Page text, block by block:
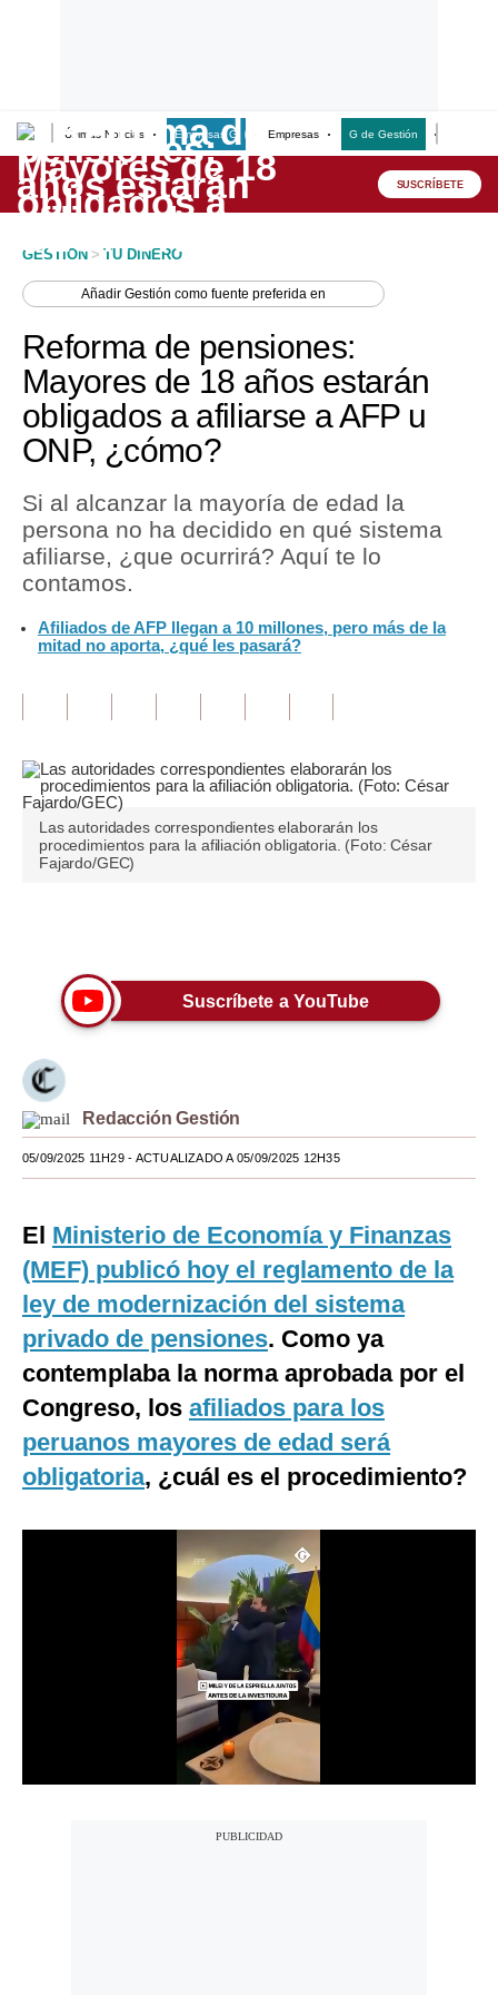
Últimas Noticias Empresas G Empresas G de Gestión
Lo último
Peru Quiosco
Economía
Mercados
Perú
Política
Tu Dinero
Finanzas Personales
Inmobiliarias
Opinión
Editorial
Pregunta de hoy
Blogs
Viajes
Moda
Estilos
Mundo
EEUU
España
Internacional
Tecnología
Club del Suscriptor
G de Gestión
SUSCRÍBETE
GESTION > TU DINERO
AñadirGestión como fuente preferida en
Reforma de pensiones:
Mayores de 18 años estarán
obligados a afiliarse a AFP u
ONP, ¿cómo?
Si al alcanzar la mayoría de edad la
persona no ha decidido en qué sistema
afiliarse, ¿que ocurrirá? Aquí te lo
contamos.
Afiliados de AFP llegan a 10 millones, pero más de la
mitad no aporta, ¿qué les pasará?
Las autoridades correspondientes elaborarán los
procedimientos para la afiliación obligatoria. (Foto: César
Fajardo/GEC)
Suscríbete a YouTube
Redacción Gestión
05/09/2025 11H29- ACTUALIZADO A 05/09/2025 12H35
El Ministerio de Economía y Finanzas
(MEF) publicó hoy el reglamento de la
ley de modernización del sistema
privado de pensiones. Como ya
contemplaba la norma aprobada por el
Congreso, los afiliados para los
peruanos mayores de edad será
obligatoria, ¿cuál es el procedimiento?